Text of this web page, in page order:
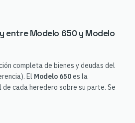
entre Modelo 650 y Modelo
completa de bienes y deudas del
El Modelo 650es la
cada heredero sobre su parte. Se